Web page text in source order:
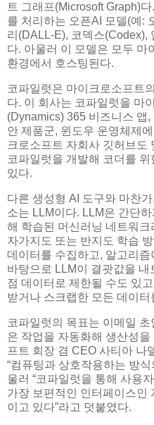
트 그래프(Microsoft Graph)
를 처리하는 오픈AI 모델(예:
리(DALL-E), 코덱스(Codex),
다. 아울러 이 모델은 모두 마
환경에서 호스팅된다.
코파일럿은 마이크로소프트
다. 이 회사는 코파일럿을 마
(Dynamics) 365 비즈니스 앱
안 제품군, 윈도우 운영체제
크로소프트 자회사 깃허브도
코파일럿을 개발해 코더를
있다.
다른 생성형 AI 도구와 마찬
소는 LLM이다. LLM은 간단
해 학습된 머신러닝 네트워
자가지도 또는 반지도 학습
데이터를 수집하고, 알고리
바탕으로 LLM이 결괏값을
점 데이터로 제한될 수도 있
받거나 스크랩한 모든 데이
코파일럿의 목표는 이메일
은 작업을 자동화해 생산성
프트 회장 겸 CEO 사티아 나
“컴퓨팅과 상호작용하는 방
울러 “코파일럿을 통해 사용
가장 보편적인 인터페이스인
이고 있다”라고 덧붙였다.